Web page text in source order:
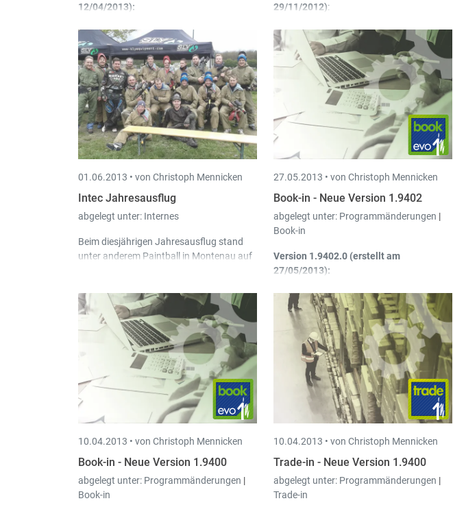
12/04/2013):
Kundenschirm: Matrikelnummer
hinzugefügt
Neue Liste: Total Mitarbeiter (mit
Detail) (hhh:mm)
(ArbZei_LMB2Det.rpt)
29/11/2012):
Man kann jetzt die
Fakturationswerte ausdrucken
Standard Aktivität des Projekt wird in
den Arbeitszeiten vorgeschlagen
wenn man das Projekt angibt und
noch keine Aktivität eingegeben
wurde
01.06.2013 • von Christoph Mennicken
Intec Jahresausflug
abgelegt unter: Internes
Beim diesjährigen Jahresausflug stand
unter anderem Paintball in Montenau auf
wie viel Spass, aber auch wie anstrengend
der Paintball Sport ist.
27.05.2013 • von Christoph Mennicken
Book-in - Neue Version 1.9402
abgelegt unter: Programmänderungen |
Book-in
Version 1.9402.0 (erstellt am
27/05/2013):
Abschreibungen: Optimierung der
Berechnung der Zuführungen für
nicht komplette Jahre mit
versetztem Geschäftsjahr.
10.04.2013 • von Christoph Mennicken
Book-in - Neue Version 1.9400
abgelegt unter: Programmänderungen |
Book-in
10.04.2013 • von Christoph Mennicken
Trade-in - Neue Version 1.9400
abgelegt unter: Programmänderungen |
Trade-in